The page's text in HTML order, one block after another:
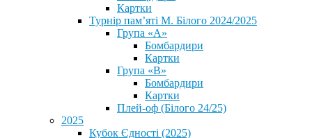
Картки
Турнір пам’яті М. Білого 2024/2025
Група «А»
Бомбардири
Картки
Група «В»
Бомбардири
Картки
Плей-оф (Білого 24/25)
2025
Кубок Єдності (2025)